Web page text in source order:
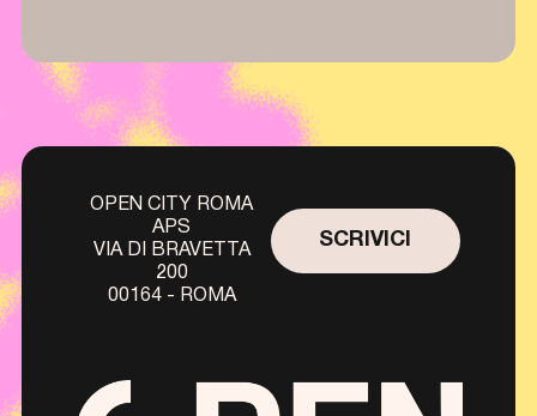
OPEN CITY ROMA
APS
VIA DI BRAVETTA
200
00164 - ROMA
SCRIVICI